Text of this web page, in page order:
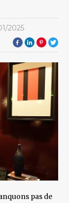
2025
pas de